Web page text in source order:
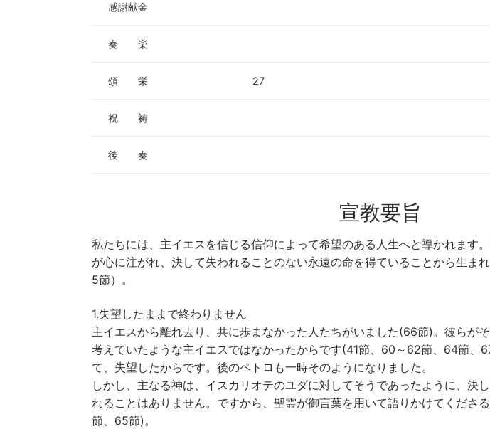
感謝献金
奏 楽
頌 栄 27
祝 祷
後 奏
宣教要旨
私たちには、主イエスを信じる信仰によって希望のある人生へと導かれます
が心に注がれ、決して失われることのない永遠の命を得ていることから生ま
5節）。
1.失望したままで終わりません
主イエスから離れ去り、共に歩まなかった人たちがいました(66節)。彼らが
考えていたような主イエスではなかったからです(41節、60～62節、64節、
て、失望したからです。後のペトロも一時そのようになりました。
しかし、主なる神は、イスカリオテのユダに対してそうであったように、決
れることはありません。ですから、聖霊が御言葉を用いて語りかけてくださ
節、65節)。